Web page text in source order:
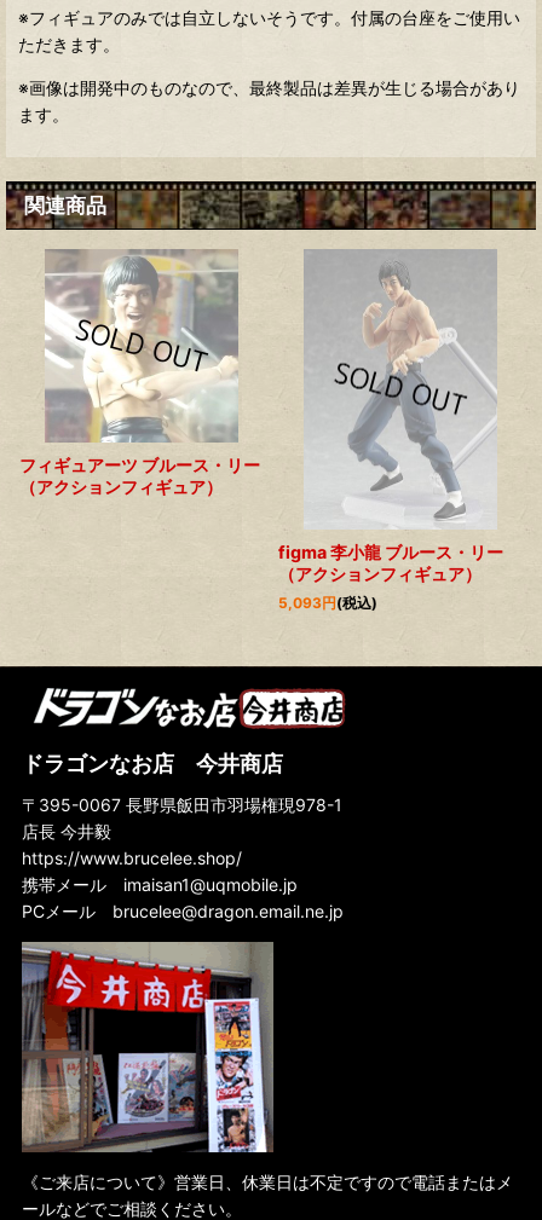
※フィギュアのみでは自立しないそうです。付属の台座をご使用い
ただきます。
※画像は開発中のものなので、最終製品は差異が生じる場合があり
ます。
関連商品
フィギュアーツ ブルース・リー
（アクションフィギュア）
figma 李小龍 ブルース・リー
（アクションフィギュア）
5,093円(税込)
ドラゴンなお店 今井商店
〒395-0067 長野県飯田市羽場権現978-1
店長 今井毅
https://www.brucelee.shop/
携帯メール imaisan1@uqmobile.jp
PCメール brucelee@dragon.email.ne.jp
《ご来店について》営業日、休業日は不定ですので電話またはメ
ールなどでご相談ください。